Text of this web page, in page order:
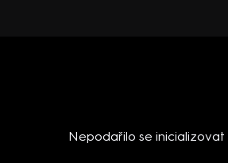
Nepodařilo se